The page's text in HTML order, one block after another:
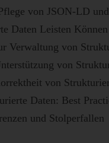
von JSON-LD
Daten Leisten
Verwaltung von
von
von
Daten: Best
und Stolperfallen